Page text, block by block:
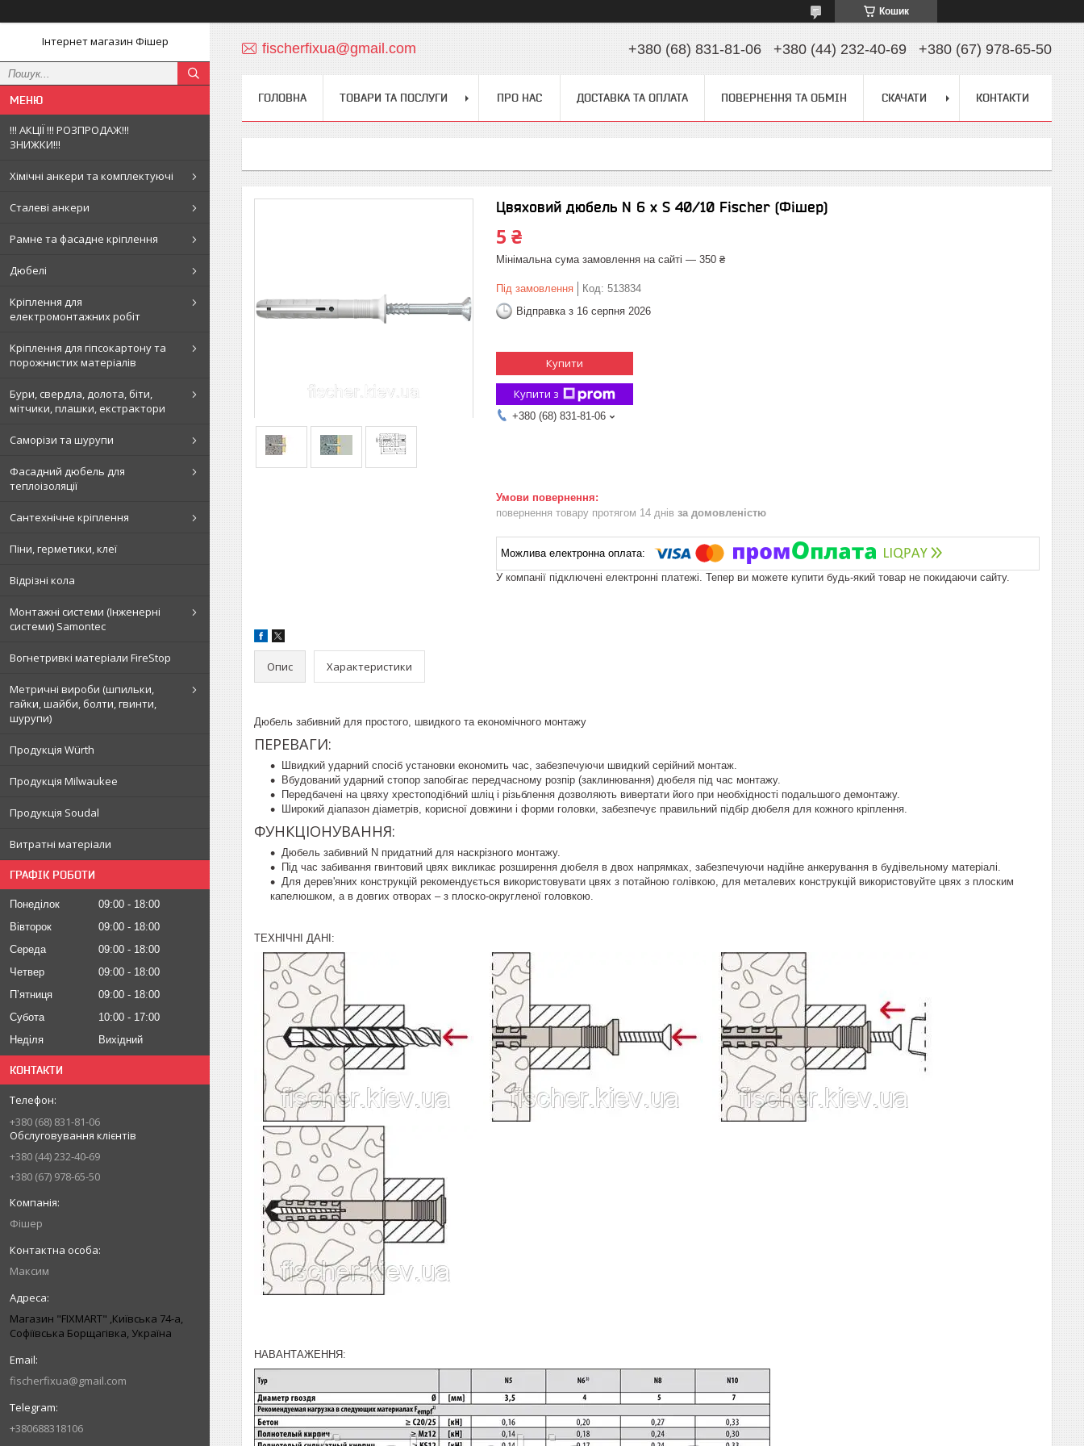
Кошик
Інтернет магазин Фішер
!!! АКЦІЇ !!! РОЗПРОДАЖ!!!
ЗНИЖКИ!!!
Хімічні анкери та комплектуючі
Сталеві анкери
Рамне та фасадне кріплення
Дюбелі
Кріплення для
електромонтажних робіт
Кріплення для гіпсокартону та
порожнистих матеріалів
Бури, свердла, долота, біти,
мітчики, плашки, екстрактори
Саморізи та шурупи
Фасадний дюбель для
теплоізоляції
Сантехнічне кріплення
Піни, герметики, клеї
Відрізні кола
Монтажні системи (Інженерні
системи) Samontec
Вогнетривкі матеріали FireStop
Метричні вироби (шпильки,
гайки, шайби, болти, гвинти,
шурупи)
Продукція Würth
Продукція Milwaukee
Продукція Soudal
Витратні матеріали
ГРАФІК РОБОТИ
Понеділок 09:00
18:00
Вівторок
09:00
18:00
Середа
09:00
18:00
Четвер
09:00
18:00
Пʼятниця
09:00
18:00
Субота
10:00
17:00
Неділя
Вихідний
КОНТАКТИ
+380 (68) 831-81-06
Обслуговування клієнтів
+380 (44) 232-40-69
+380 (67) 978-65-50
Фішер
Максим
Магазин "FIXMART" ,Київська 74-a,
Софіївська Борщагівка, Україна
fischerfixua@gmail.com
+380688318106
fischerfixua@gmail.com +380 (68) 831-81-06 +380 (44) 232-40-69 +380 (67) 978-65-50
ГОЛОВНА ТОВАРИ ТА ПОСЛУГИ ПРО НАС ДОСТАВКА ТА ОПЛАТА ПОВЕРНЕННЯ ТА ОБМІН СКАЧАТИ КОНТАКТИ
Цвяховий дюбель N 6 x S 40/10 Fischer (Фішер)
5 ₴
Мінімальна сума замовлення на сайті — 350 ₴
Під замовлення Код: 513834
Відправка з 16 серпня 2026
Купити
Купити з
+380 (68) 831-81-06
повернення товару протягом 14 днів за домовленістю
У компанії підключені електронні платежі. Тепер ви можете купити будь-який товар не покидаючи сайту.
Опис Характеристики
Дюбель забивний для простого, швидкого та економічного монтажу
ПЕРЕВАГИ:
Швидкий ударний спосіб установки економить час, забезпечуючи швидкий серійний монтаж.
Вбудований ударний стопор запобігає передчасному розпір (заклинювання) дюбеля під час монтажу.
Передбачені на цвяху хрестоподібний шліц і різьблення дозволяють вивертати його при необхідності подальшого демонтажу.
Широкий діапазон діаметрів, корисної довжини і форми головки, забезпечує правильний підбір дюбеля для кожного кріплення.
ФУНКЦІОНУВАННЯ:
Дюбель забивний N придатний для наскрізного монтажу.
Під час забивання гвинтовий цвях викликає розширення дюбеля в двох напрямках, забезпечуючи надійне анкерування в будівельному матеріалі.
Для дерев'яних конструкцій рекомендується використовувати цвях з потайною голівкою, для металевих конструкцій використовуйте цвях з плоским
капелюшком, а в довгих отворах – з плоско-округленої головкою.
ТЕХНІЧНІ ДАНІ:
НАВАНТАЖЕННЯ: